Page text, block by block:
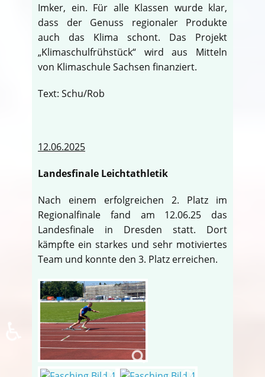
Imker, ein. Für alle Klassen wurde klar,
dass der Genuss regionaler Produkte
auch das Klima schont. Das Projekt
„Klimaschulfrühstück“ wird aus Mitteln
von Klimaschule Sachsen finanziert.
Text: Schu/Rob
12.06.2025
Landesfinale Leichtathletik
Nach einem erfolgreichen 2. Platz im
Regionalfinale fand am 12.06.25 das
Landesfinale in Dresden statt. Dort
kämpfte ein starkes und sehr motiviertes
Team und konnte den 3. Platz erreichen.